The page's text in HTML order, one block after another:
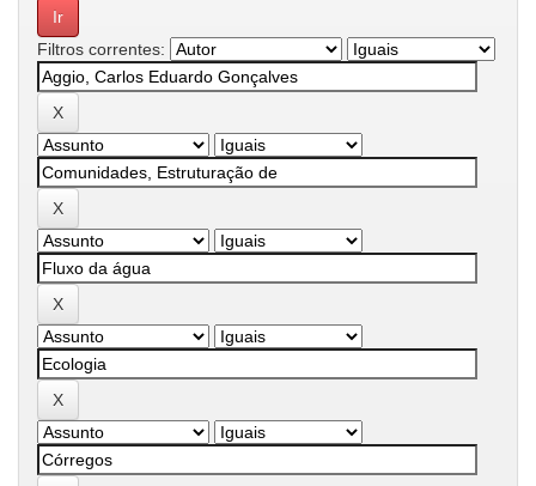
Filtros correntes: